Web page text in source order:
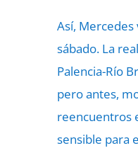
Así, Mercedes
sábado. La
Palencia-Río
pero antes,
reencuentros
sensible para